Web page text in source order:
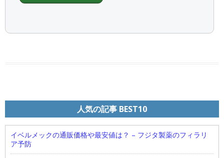
人気の記事 BEST10
イベルメックの通販価格や最安値は？ – フジタ製薬のフィラリ
ア予防